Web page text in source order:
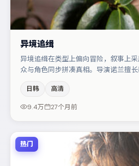
异境追缉
异境追缉在类型上偏向冒险，叙事上
众与角色同步拼凑真相。导演诺兰擅
戏构成全片情感锚点，胡歌则以细节
开。若你偏爱强类型与清晰主线，这部
日韩 高清
9.4万 27个月前
热门